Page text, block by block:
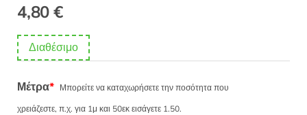
4,80€
Διαθέσιμο
Μέτρα* Μπορείτε να καταχωρήσετε την ποσότητα που
χρειάζεστε, π.χ. για 1μ και 50εκ εισάγετε 1.50.